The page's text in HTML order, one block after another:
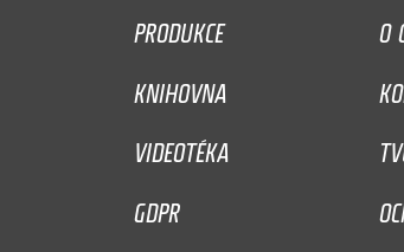
PRODUKCE
O
KNIHOVNA
VIDEOTÉKA
GDPR